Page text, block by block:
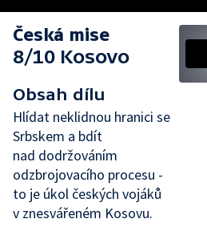
Česká mise
8/10 Kosovo
Obsah dílu
Hlídat neklidnou hranici se
Srbskem a bdít
nad dodržováním
odzbrojovacího procesu -
to je úkol českých vojáků
v znesvářeném Kosovu.